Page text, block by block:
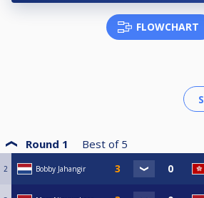
teveel vertraging gaat geven.
Live Stream:
https://www.youtube.com/watch?v=tHfoH2cqzgE
FLOWCHART
Round 1 Best of 5
2 Bobby Jahangir